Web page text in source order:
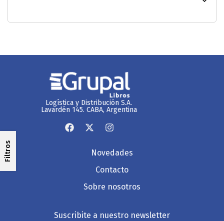
Filtros
Logística y Distribución S.A.
Lavardén 145. CABA, Argentina
Novedades
Contacto
Sobre nosotros
Suscribite a nuestro newsletter